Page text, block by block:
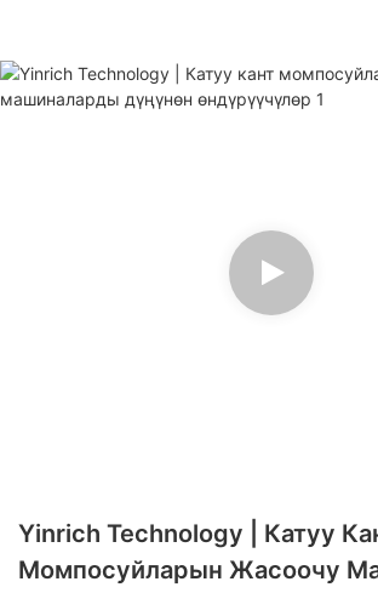
Yinrich Technology | Катуу
Момпосуйларын Жасоочу